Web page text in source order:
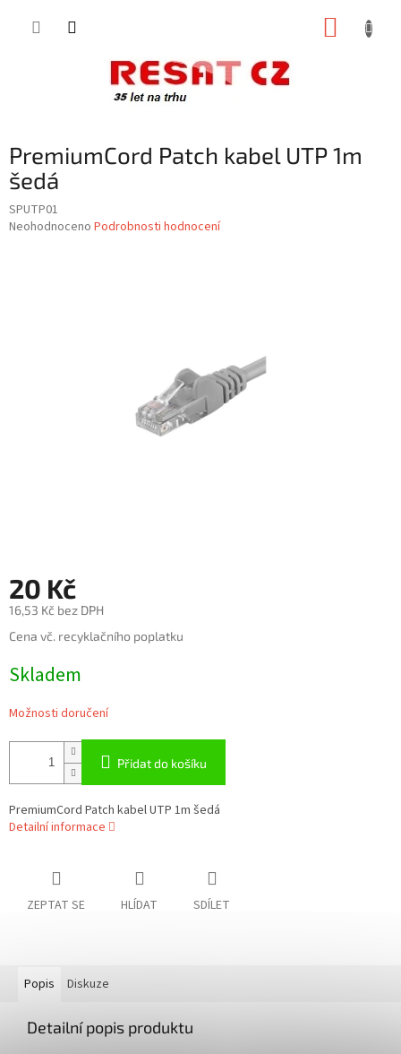
PremiumCord Patch kabel UTP 1m
šedá
SPUTP01
Průměrné
Neohodnoceno Podrobnosti hodnocení
20 Kč
16,53 Kč bez DPH
Měrná
Cena vč. recyklačního poplatku
Skladem
Možnosti doručení
Přidat do košíku
PremiumCord Patch kabel UTP 1m šedá
Detailní informace
ZEPTAT SE HLÍDAT SDÍLET
Popis Diskuze
Detailní popis produktu